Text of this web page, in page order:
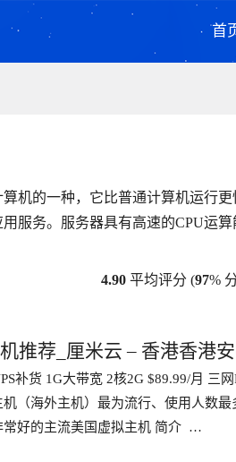
首
机的一种，它比普通计算机运行
服务。服务器具有高速的CPU运
4.90 平均评分 (97%
推荐_厘米云 – 香港香港
低22.95月
补货 1G大带宽 2核2G $89.99/月 三
（海外主机）最为流行、使用人数
常好的主流美国虚拟主机 简介 …